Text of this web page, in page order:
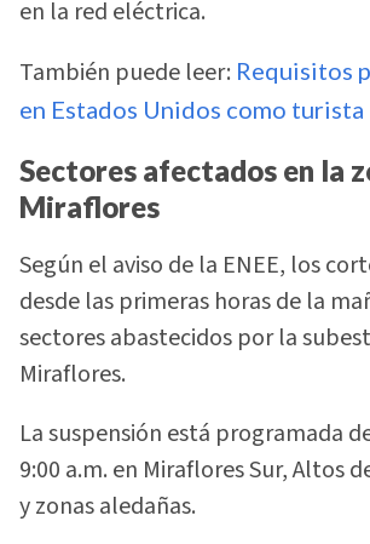
en la red eléctrica.
También puede leer: Requisitos
en Estados Unidos como turista
Sectores afectados en la
Miraflores
Según el aviso de la ENEE, los
desde las primeras horas de la
sectores abastecidos por la
Miraflores.
La suspensión está programada
9:00 a.m. en Miraflores Sur, Altos
y zonas aledañas.